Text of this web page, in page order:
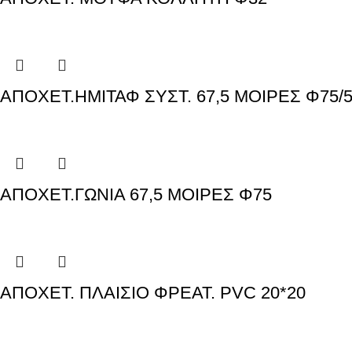
ΑΠΟΧΕΤ.ΗΜΙΤΑΦ ΣΥΣΤ. 67,5 ΜΟΙΡΕΣ Φ75/
ΑΠΟΧΕΤ.ΓΩΝΙΑ 67,5 ΜΟΙΡΕΣ Φ75
ΑΠΟΧΕΤ. ΠΛΑΙΣΙΟ ΦΡΕΑΤ. PVC 20*20